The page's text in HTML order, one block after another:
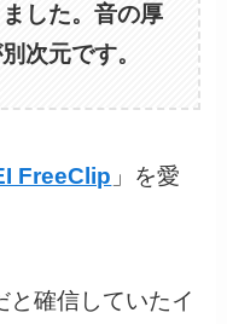
した。音の厚
次元です。
FreeClip 」を愛
と確信していたイ